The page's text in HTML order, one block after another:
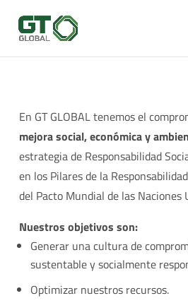
En GT GLOBAL tenemos el
mejora social, económica y
estrategia de Responsabilidad
en los Pilares de la
del Pacto Mundial de las Naciones
Nuestros objetivos son:
Generar una cultura de
sustentable y socialmente
Optimizar nuestros recursos.